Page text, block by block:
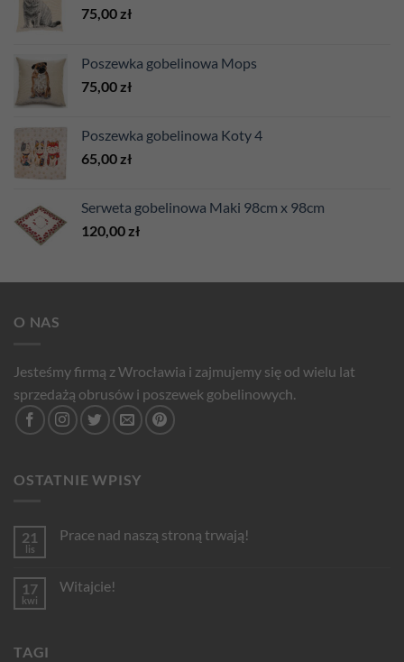
75,00 zł
Poszewka gobelinowa Mops
75,00 zł
Poszewka gobelinowa Koty 4
65,00 zł
Serweta gobelinowa Maki 98cm x 98cm
120,00 zł
O NAS
Jesteśmy firmą z Wrocławia i zajmujemy się od wielu lat
sprzedażą obrusów i poszewek gobelinowych.
OSTATNIE WPISY
21
lis
Prace nad naszą stroną trwają!
Prace
17
kwi
Witajcie!
TAGI